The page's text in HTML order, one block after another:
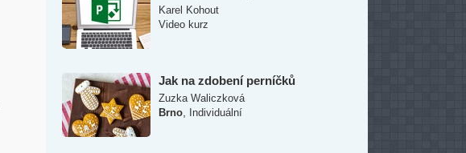
Karel Kohout
Video kurz
Jak na zdobení perníčků
Zuzka Waliczková
Brno
Individuální